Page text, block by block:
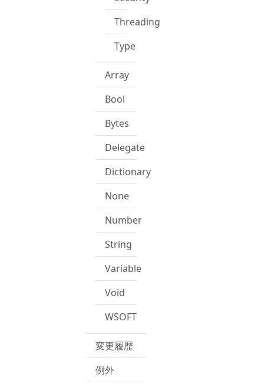
Threading
Type
Array
Bool
Bytes
Delegate
Dictionary
None
Number
String
Variable
Void
WSOFT
変更履歴
例外